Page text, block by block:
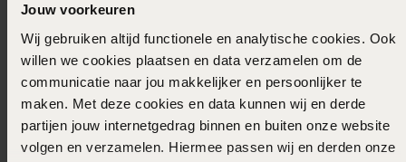
Jouw voorkeuren
Wij gebruiken altijd functionele en analytische cookies. Ook
willen we cookies plaatsen en data verzamelen om de
communicatie naar jou makkelijker en persoonlijker te
maken. Met deze cookies en data kunnen wij en derde
partijen jouw internetgedrag binnen en buiten onze website
volgen en verzamelen. Hiermee passen wij en derden onze
In winkelmandje
Ook leuk voor jou